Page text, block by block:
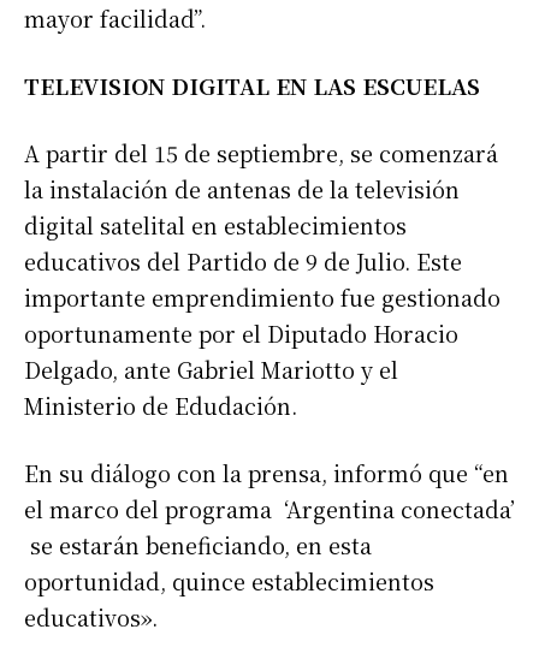
mayor facilidad”.
TELEVISION DIGITAL EN LAS ESCUELAS
A partir del 15 de septiembre, se comenzará
la instalación de antenas de la televisión
digital satelital en establecimientos
educativos del Partido de 9 de Julio. Este
importante emprendimiento fue gestionado
oportunamente por el Diputado Horacio
Delgado, ante Gabriel Mariotto y el
Ministerio de Edudación.
En su diálogo con la prensa, informó que “en
el marco del programa ‘Argentina conectada’
se estarán beneficiando, en esta
oportunidad, quince establecimientos
educativos».